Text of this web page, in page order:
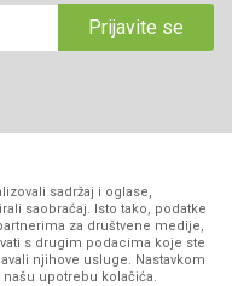
Prijavite se
sadržaj i oglase,
saobraćaj. Isto tako, podatke
za društvene medije,
s drugim podacima koje ste
njihove usluge. Nastavkom
upotrebu kolačića.